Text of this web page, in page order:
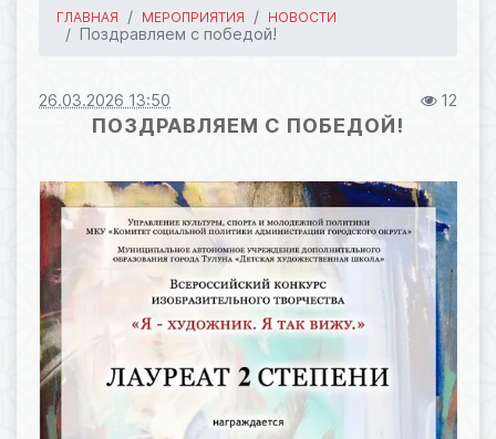
ГЛАВНАЯ МЕРОПРИЯТИЯ НОВОСТИ
Поздравляем с победой!
26.03.2026 13:50 12
ПОЗДРАВЛЯЕМ С ПОБЕДОЙ!